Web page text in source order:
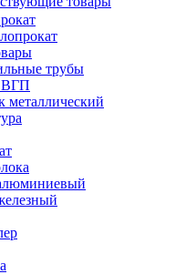
трубы
ВГП
металлический